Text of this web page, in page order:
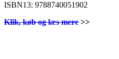
ISBN13: 9788740051902
Klik, køb og læs mere >>